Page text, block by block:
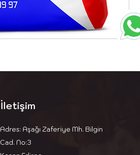
İletişim
Adres: Aşağı Zaferiye Mh. Bilgin
Cad. No:3